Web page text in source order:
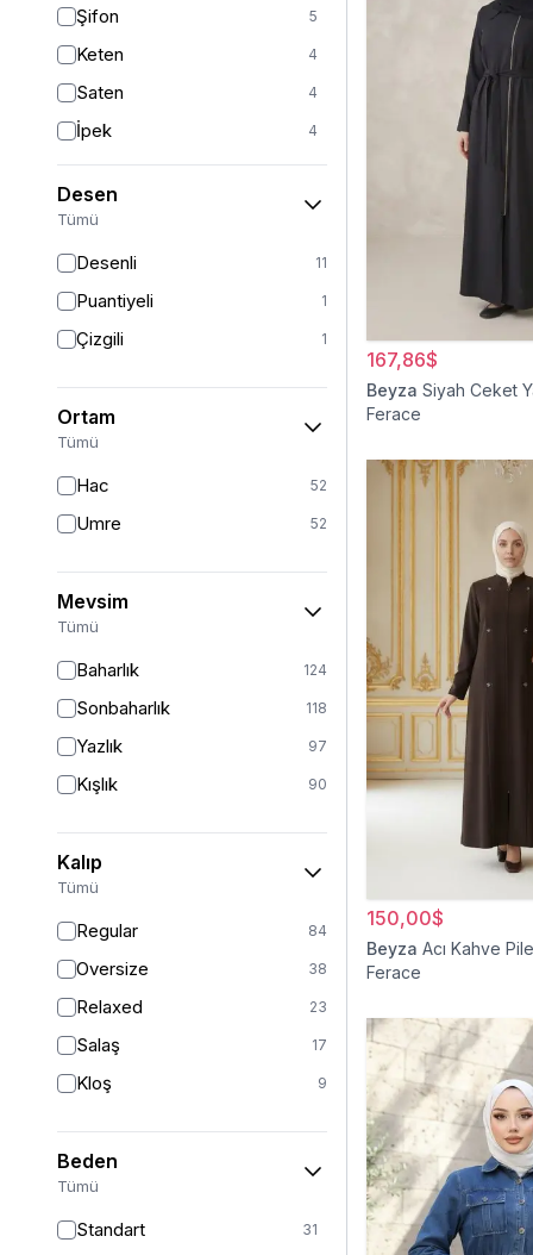
Şifon 5
Keten 4
Saten 4
İpek 4
Viskon 3
Tül 2
Desen
Tümü
Desenli 11
Puantiyeli 1
Çizgili 1
Ortam
Tümü
Hac 52
Umre 52
Mevsim
Tümü
Baharlık 124
Sonbaharlık 118
Yazlık 97
Kışlık 90
Kalıp
Tümü
Regular 84
Oversize 38
Relaxed 23
Salaş 17
Kloş 9
Beden
Tümü
Standart 31
167,86$
Beyza Siyah Ceket
Ferace
150,00$
Beyza Acı Kahve
Ferace